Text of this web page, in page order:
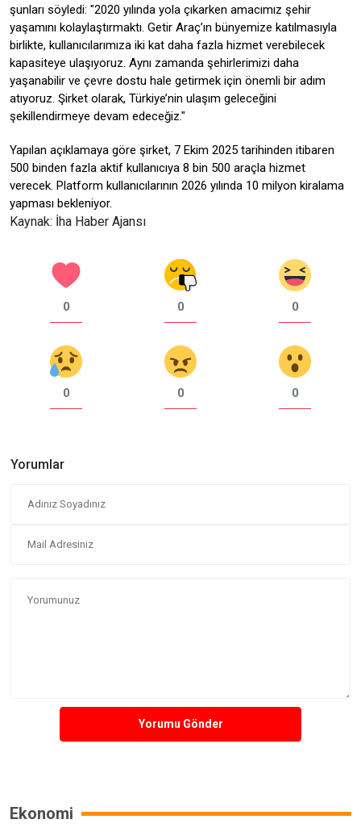
şunları söyledi: "2020 yılında yola çıkarken amacımız şehir
yaşamını kolaylaştırmaktı. Getir Araç’ın bünyemize katılmasıyla
birlikte, kullanıcılarımıza iki kat daha fazla hizmet verebilecek
kapasiteye ulaşıyoruz. Aynı zamanda şehirlerimizi daha
yaşanabilir ve çevre dostu hale getirmek için önemli bir adım
atıyoruz. Şirket olarak, Türkiye’nin ulaşım geleceğini
şekillendirmeye devam edeceğiz."
Yapılan açıklamaya göre şirket, 7 Ekim 2025 tarihinden itibaren
500 binden fazla aktif kullanıcıya 8 bin 500 araçla hizmet
verecek. Platform kullanıcılarının 2026 yılında 10 milyon kiralama
yapması bekleniyor.
Kaynak: İha Haber Ajansı
0 0 0
0 0 0
Yorumlar
Yorumu Gönder
Ekonomi